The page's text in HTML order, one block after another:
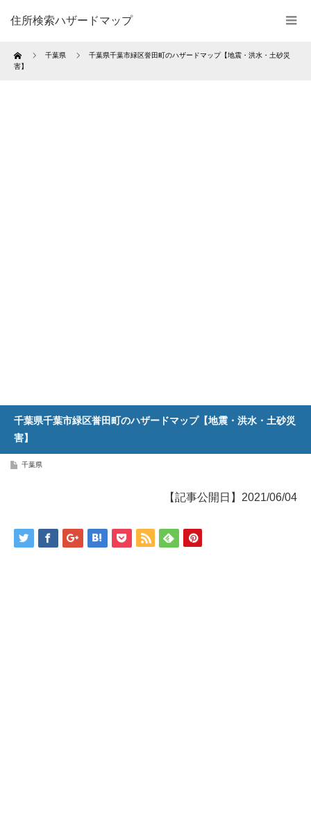
住所検索ハザードマップ
Home 千葉県
千葉県千葉市緑区誉田町のハザードマップ【地震・洪水・土砂災
害】
千葉県千葉市緑区誉田町のハザードマップ【地震・洪水・土砂災
害】
千葉県
【記事公開日】2021/06/04